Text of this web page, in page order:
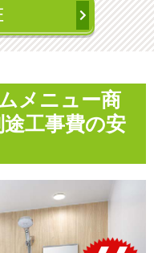
メニュー商
工事費の安